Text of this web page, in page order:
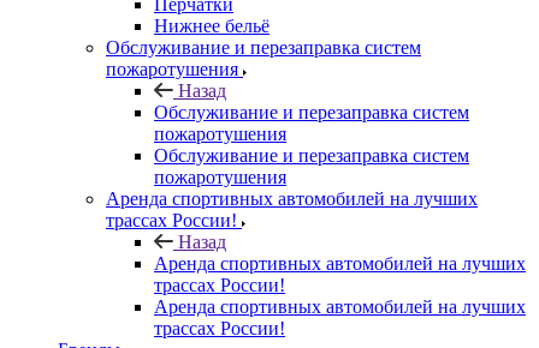
Перчатки
Нижнее бельё
Обслуживание и перезаправка систем
пожаротушения
Назад
Обслуживание и перезаправка систем
пожаротушения
Обслуживание и перезаправка систем
пожаротушения
Аренда спортивных автомобилей на лучших
трассах России!
Назад
Аренда спортивных автомобилей на лучших
трассах России!
Аренда спортивных автомобилей на лучших
трассах России!